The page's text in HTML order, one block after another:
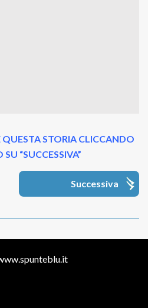
STORIA CLICCANDO
“SUCCESSIVA”
Successiva